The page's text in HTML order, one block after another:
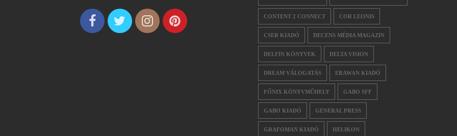
CONTENT 2 CONNECT COR LEONIS
CSER KIADÓ DECENS MÉDIA MAGAZIN
DELFIN KÖNYVEK DELTA VISION
DREAM VÁLOGATÁS ERAWAN KIADÓ
FŐNIX KÖNYVMŰHELY GABO SFF
GABO KIADÓ GENERAL PRESS
GRAFOMAN KIADÓ HELIKON